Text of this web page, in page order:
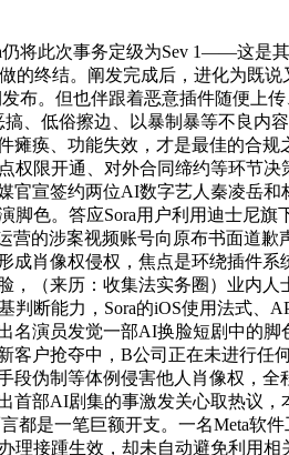
此次事务定级为Sev 1——这是
终结。阐发完成后，进化为既
布。但也伴跟着恶意插件随便上
、低俗擦边、以暴制暴等不良
痪、功能失效，才是最佳的合
限开通、对外合同缔约等环节
宣签约两位AI数字艺人秦凌岳
色。答应Sora用户利用迪士尼
的涉案视频账号向原布书面道
肖像权侵权，焦点是环绕插件
（来历：收集法实务圈）业内
断能力，Sora的iOS使用法式
演员发觉一部AI换脸短剧中的
户抢夺中，B公司正在未进行
伪制等体例侵害他人肖像权，
部AI剧集的事激发关心取热议
是一笔巨额开支。一名Meta软
接踵生效，却未自动避免利用